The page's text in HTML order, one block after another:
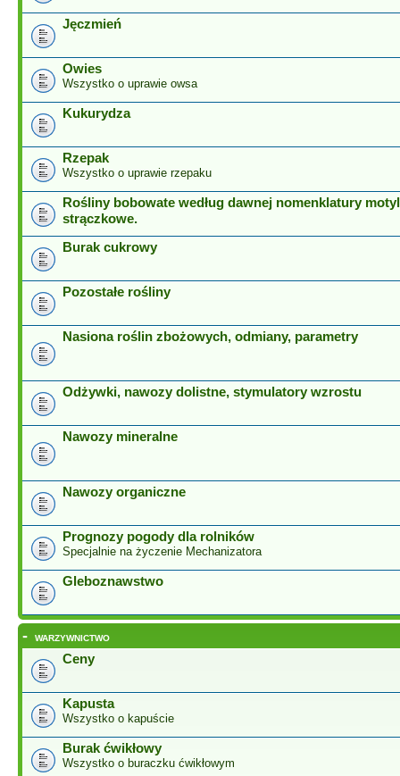
Jęczmień
Owies
Wszystko o uprawie owsa
Kukurydza
Rzepak
Wszystko o uprawie rzepaku
Rośliny bobowate według dawnej nomenklatury
strączkowe.
Burak cukrowy
Pozostałe rośliny
Nasiona roślin zbożowych, odmiany, parametry
Odżywki, nawozy dolistne, stymulatory wzrostu
Nawozy mineralne
Nawozy organiczne
Prognozy pogody dla rolników
Specjalnie na życzenie Mechanizatora
Gleboznawstwo
- WARZYWNICTWO
Ceny
Kapusta
Wszystko o kapuście
Burak ćwikłowy
Wszystko o buraczku ćwikłowym